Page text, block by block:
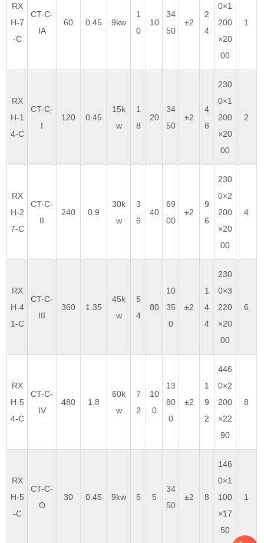
RX
H-7
-C
CT-C-
IA
60 0.45 9kw
1
0
10
34
50
±2
2
4
0×1
200
×20
00
1
RX
H-1
4-C
CT-C-
I
120 0.45
15k
w
1
8
20
34
50
±2
4
8
230
0×1
200
×20
00
2
RX
H-2
7-C
CT-C-
II
240 0.9
30k
w
3
6
40
69
00
±2
9
6
230
0×2
200
×20
00
4
RX
H-4
1-C
CT-C-
III
360 1.35
45k
w
5
4
80
10
35
0
±2
1
4
4
230
0×3
220
×20
00
6
RX
H-5
4-C
CT-C-
IV
480 1.8
60k
w
7
2
10
0
13
80
0
±2
1
9
2
446
0×2
200
×22
90
8
RX
H-5
-C
CT-C-
O
30 0.45 9kw 5 5
34
50
±2 8
146
0×1
100
×17
50
1